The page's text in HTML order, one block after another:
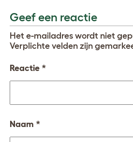
Geef een reactie
Het e-mailadres wordt niet
Verplichte velden zijn
Reactie *
Naam *